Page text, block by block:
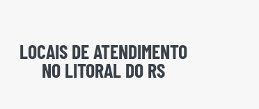
LOCAIS DE ATENDIMENTO
NO LITORAL DO RS